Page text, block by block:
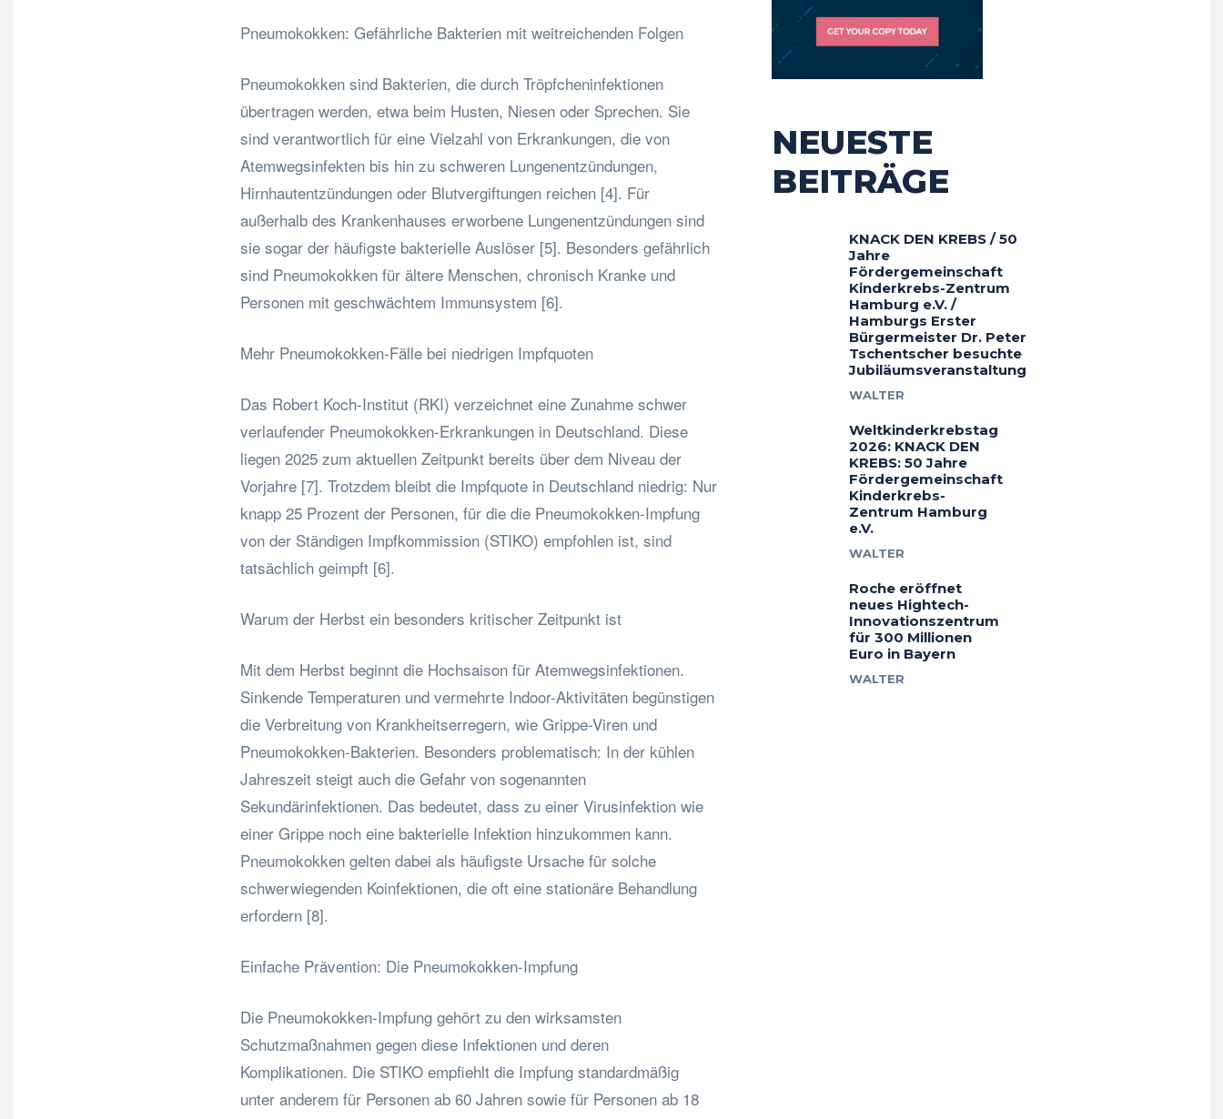
Pneumokokken: Gefährliche Bakterien mit weitreichenden Folgen
Pneumokokken sind Bakterien, die durch Tröpfcheninfektionen
übertragen werden, etwa beim Husten, Niesen oder Sprechen. Sie
sind verantwortlich für eine Vielzahl von Erkrankungen, die von
Atemwegsinfekten bis hin zu schweren Lungenentzündungen,
Hirnhautentzündungen oder Blutvergiftungen reichen [4]. Für
außerhalb des Krankenhauses erworbene Lungenentzündungen sind
sie sogar der häufigste bakterielle Auslöser [5]. Besonders gefährlich
sind Pneumokokken für ältere Menschen, chronisch Kranke und
Personen mit geschwächtem Immunsystem [6].
Mehr Pneumokokken-Fälle bei niedrigen Impfquoten
Das Robert Koch-Institut (RKI) verzeichnet eine Zunahme schwer
verlaufender Pneumokokken-Erkrankungen in Deutschland. Diese
liegen 2025 zum aktuellen Zeitpunkt bereits über dem Niveau der
Vorjahre [7]. Trotzdem bleibt die Impfquote in Deutschland niedrig: Nur
knapp 25 Prozent der Personen, für die die Pneumokokken-Impfung
von der Ständigen Impfkommission (STIKO) empfohlen ist, sind
tatsächlich geimpft [6].
Warum der Herbst ein besonders kritischer Zeitpunkt ist
Mit dem Herbst beginnt die Hochsaison für Atemwegsinfektionen.
Sinkende Temperaturen und vermehrte Indoor-Aktivitäten begünstigen
die Verbreitung von Krankheitserregern, wie Grippe-Viren und
Pneumokokken-Bakterien. Besonders problematisch: In der kühlen
Jahreszeit steigt auch die Gefahr von sogenannten
Sekundärinfektionen. Das bedeutet, dass zu einer Virusinfektion wie
einer Grippe noch eine bakterielle Infektion hinzukommen kann.
Pneumokokken gelten dabei als häufigste Ursache für solche
schwerwiegenden Koinfektionen, die oft eine stationäre Behandlung
erfordern [8].
Einfache Prävention: Die Pneumokokken-Impfung
Die Pneumokokken-Impfung gehört zu den wirksamsten
Schutzmaßnahmen gegen diese Infektionen und deren
Komplikationen. Die STIKO empfiehlt die Impfung standardmäßig
unter anderem für Personen ab 60 Jahren sowie für Personen ab 18
NEUESTE
BEITRÄGE
KNACK DEN KREBS / 50
Jahre
Fördergemeinschaft
Kinderkrebs-Zentrum
Hamburg e.V. /
Hamburgs Erster
Bürgermeister Dr. Peter
Tschentscher besuchte
Jubiläumsveranstaltung
WALTER
Weltkinderkrebstag
2026: KNACK DEN
KREBS: 50 Jahre
Fördergemeinschaft
Kinderkrebs-
Zentrum Hamburg
e.V.
WALTER
Roche eröffnet
neues Hightech-
Innovationszentrum
für 300 Millionen
Euro in Bayern
WALTER